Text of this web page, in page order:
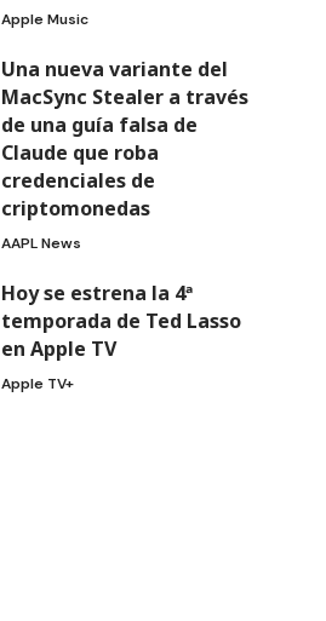
Apple Music
Una nueva variante del
MacSync Stealer a través
de una guía falsa de
Claude que roba
credenciales de
criptomonedas
AAPL News
Hoy se estrena la 4ª
temporada de Ted Lasso
en Apple TV
Apple TV+